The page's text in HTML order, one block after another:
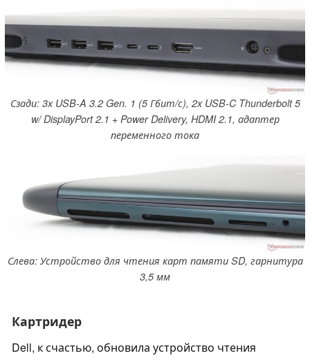
Сзади: 3x USB-A 3.2 Gen. 1 (5 Гбит/с), 2x USB-C Thunderbolt 5
w/ DisplayPort 2.1 + Power Delivery, HDMI 2.1, адаптер
переменного тока
Слева: Устройство для чтения карт памяти SD, гарнитура
3,5 мм
Картридер
Dell, к счастью, обновила устройство чтения